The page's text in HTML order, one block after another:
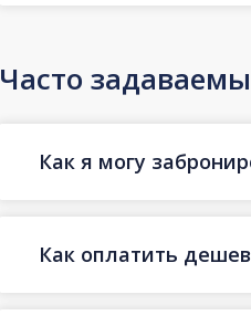
Часто
Как я могу
Как оплатить